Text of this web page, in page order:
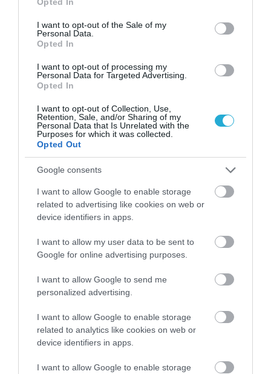
use your data for below specified purposes in below Google
consent section.
I want to opt-out of the Sale of my
Personal Data.
Opted In
I want to opt-out of processing my
Personal Data for Targeted Advertising.
Opted In
I want to opt-out of Collection, Use,
Retention, Sale, and/or Sharing of my
Personal Data that Is Unrelated with the
Purposes for which it was collected.
Opted Out
Google consents
I want to allow Google to enable storage
related to advertising like cookies on web or
device identifiers in apps.
I want to allow my user data to be sent to
Google for online advertising purposes.
I want to allow Google to send me
personalized advertising.
I want to allow Google to enable storage
related to analytics like cookies on web or
device identifiers in apps.
I want to allow Google to enable storage
06.08.2026 09:04
Δεν ήταν μόνο ηθικοί λόγοι: Γιατί
εξαφανίστηκε ο κανιβαλισμός από
τις ανθρώπινες κοινωνίες – Τι
δείχνει νέα έρευνα
Η μελέτη βασίστηκε σε μαθηματικά μοντέλα